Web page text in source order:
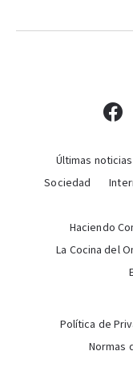
Últimas noticias
Sociedad
Haciendo
La Cocina del
Política de
Normas